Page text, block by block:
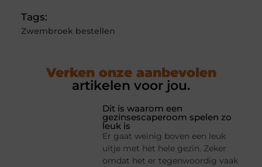
Tags:
Zwembroek bestellen
Verken onze aanbevolen
artikelen voor jou.
Dit is waarom een
gezinsescaperoom spelen zo
leuk is
Er gaat weinig boven een leuk
uitje met het hele gezin. Zeker
omdat het er tegenwoordig vaak